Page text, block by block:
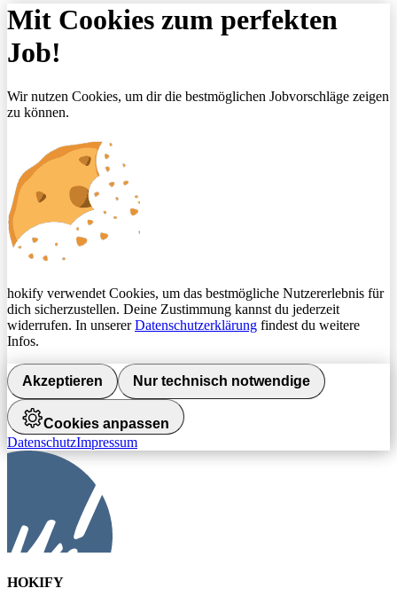
Mit Cookies zum perfekten
Job!
Wir nutzen Cookies, um dir die bestmöglichen Jobvorschläge zeigen
zu können.
hokify verwendet Cookies, um das bestmögliche Nutzererlebnis für
dich sicherzustellen. Deine Zustimmung kannst du jederzeit
widerrufen. In unsererDatenschutzerklärung findest du weitere
Infos.
Akzeptieren Nur technisch notwendige
Cookies anpassen
DatenschutzImpressum
HOKIFY